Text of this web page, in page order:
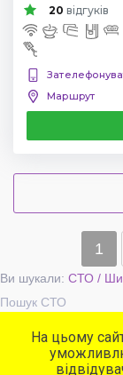
20 відгуків
Маршрут
1
Ви шукали: СТО /
Пошук СТО
На цьому